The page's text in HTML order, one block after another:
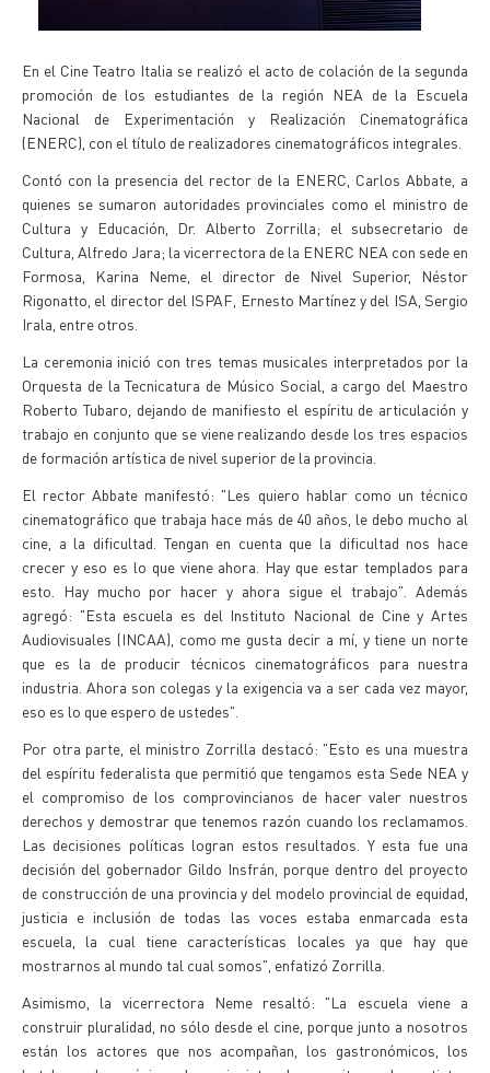
En el Cine Teatro Italia se realizó el acto de colación de la segunda
promoción de los estudiantes de la región NEA de la Escuela
Nacional de Experimentación y Realización Cinematográfica
(ENERC), con el título de realizadores cinematográficos integrales.
Contó con la presencia del rector de la ENERC, Carlos Abbate, a
quienes se sumaron autoridades provinciales como el ministro de
Cultura y Educación, Dr. Alberto Zorrilla; el subsecretario de
Cultura, Alfredo Jara; la vicerrectora de la ENERC NEA con sede en
Formosa, Karina Neme, el director de Nivel Superior, Néstor
Rigonatto, el director del ISPAF, Ernesto Martínez y del ISA, Sergio
Irala, entre otros.
La ceremonia inició con tres temas musicales interpretados por la
Orquesta de la Tecnicatura de Músico Social, a cargo del Maestro
Roberto Tubaro, dejando de manifiesto el espíritu de articulación y
trabajo en conjunto que se viene realizando desde los tres espacios
de formación artística de nivel superior de la provincia.
El rector Abbate manifestó: "Les quiero hablar como un técnico
cinematográfico que trabaja hace más de 40 años, le debo mucho al
cine, a la dificultad. Tengan en cuenta que la dificultad nos hace
crecer y eso es lo que viene ahora. Hay que estar templados para
esto. Hay mucho por hacer y ahora sigue el trabajo". Además
agregó: "Esta escuela es del Instituto Nacional de Cine y Artes
Audiovisuales (INCAA), como me gusta decir a mí, y tiene un norte
que es la de producir técnicos cinematográficos para nuestra
industria. Ahora son colegas y la exigencia va a ser cada vez mayor,
eso es lo que espero de ustedes".
Por otra parte, el ministro Zorrilla destacó: "Esto es una muestra
del espíritu federalista que permitió que tengamos esta Sede NEA y
el compromiso de los comprovincianos de hacer valer nuestros
derechos y demostrar que tenemos razón cuando los reclamamos.
Las decisiones políticas logran estos resultados. Y esta fue una
decisión del gobernador Gildo Insfrán, porque dentro del proyecto
de construcción de una provincia y del modelo provincial de equidad,
justicia e inclusión de todas las voces estaba enmarcada esta
escuela, la cual tiene características locales ya que hay que
mostrarnos al mundo tal cual somos", enfatizó Zorrilla.
Asimismo, la vicerrectora Neme resaltó: "La escuela viene a
construir pluralidad, no sólo desde el cine, porque junto a nosotros
están los actores que nos acompañan, los gastronómicos, los